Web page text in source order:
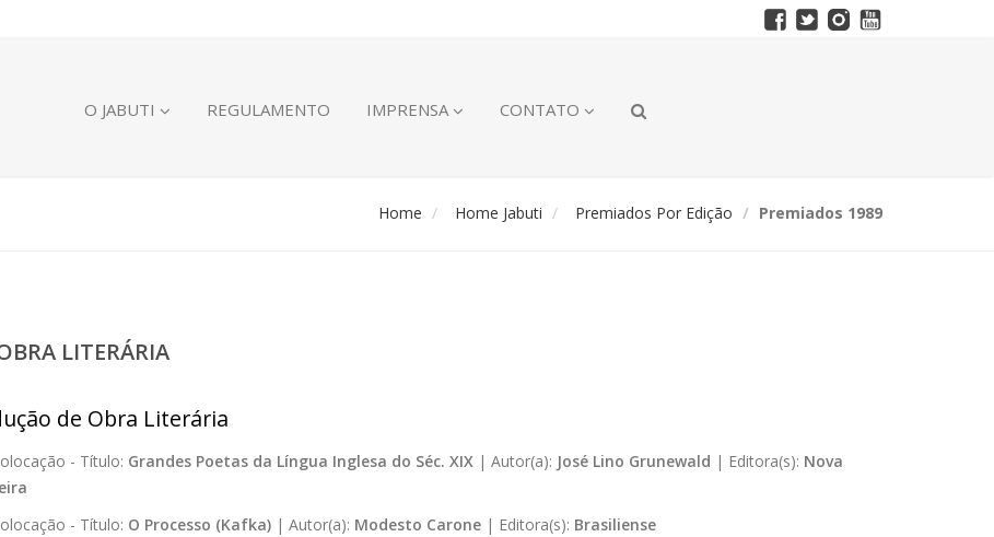
O JABUTI REGULAMENTO IMPRENSA CONTATO
Home Home Jabuti Premiados Por Edição Premiados 1989
LITERÁRIA
de Obra Literária
- Título: Grandes Poetas da Língua Inglesa do Séc. XIX| Autor(a): José Lino Grunewald | Editora(s): Nova
- Título: O Processo (Kafka)| Autor(a): Modesto Carone| Editora(s): Brasiliense